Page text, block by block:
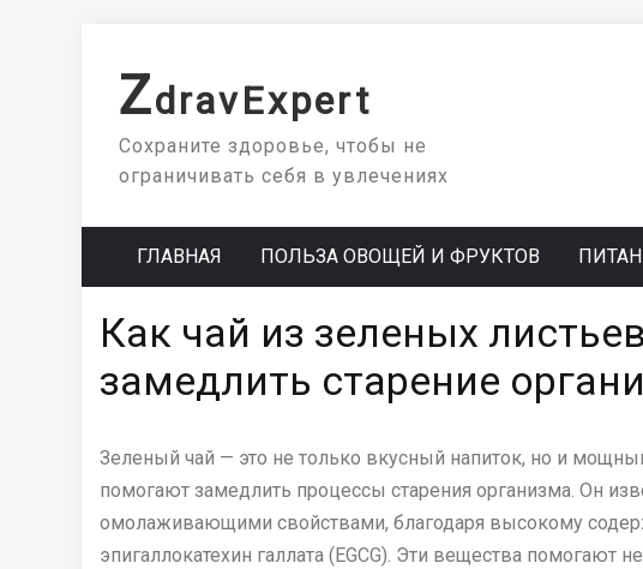
content
ZdravExpert
Сохраните здоровье, чтобы не
ограничивать себя в увлечениях
ГЛАВНАЯ ПОЛЬЗА ОВОЩЕЙ И ФРУКТОВ
Как чай из зеленых
замедлить старение
Зеленый чай — это не только вкусный напиток, но и
помогают замедлить процессы старения организма. Он
омолаживающими свойствами, благодаря высокому
эпигаллокатехин галлата (EGCG). Эти вещества помогают